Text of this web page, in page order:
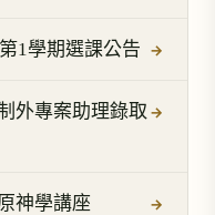
1學期選課公告 →
外專案助理錄取 →
神學講座 →